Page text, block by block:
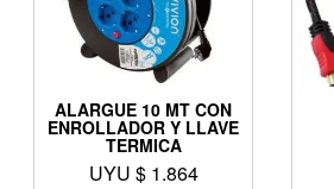
ALARGUE 10 MT CON
ENROLLADOR Y LLAVE
TERMICA
UYU $ 1.864